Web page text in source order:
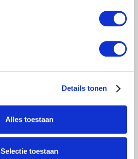
Details tonen
Alles toestaan
Selectie toestaan
EURRS751908HD
Euroscaffold